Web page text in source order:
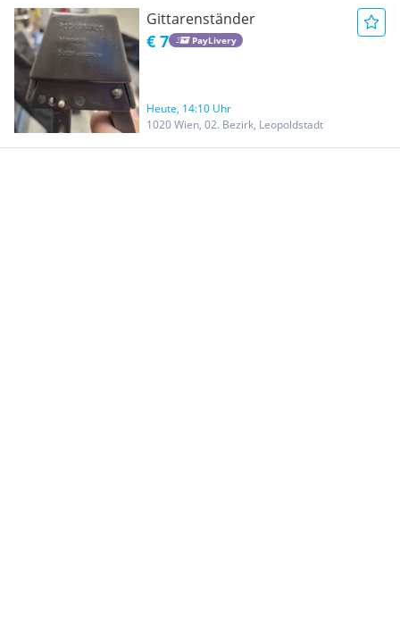
Gittarenständer
€ 7 PayLivery
Heute, 14:10 Uhr
1020 Wien, 02. Bezirk, Leopoldstadt